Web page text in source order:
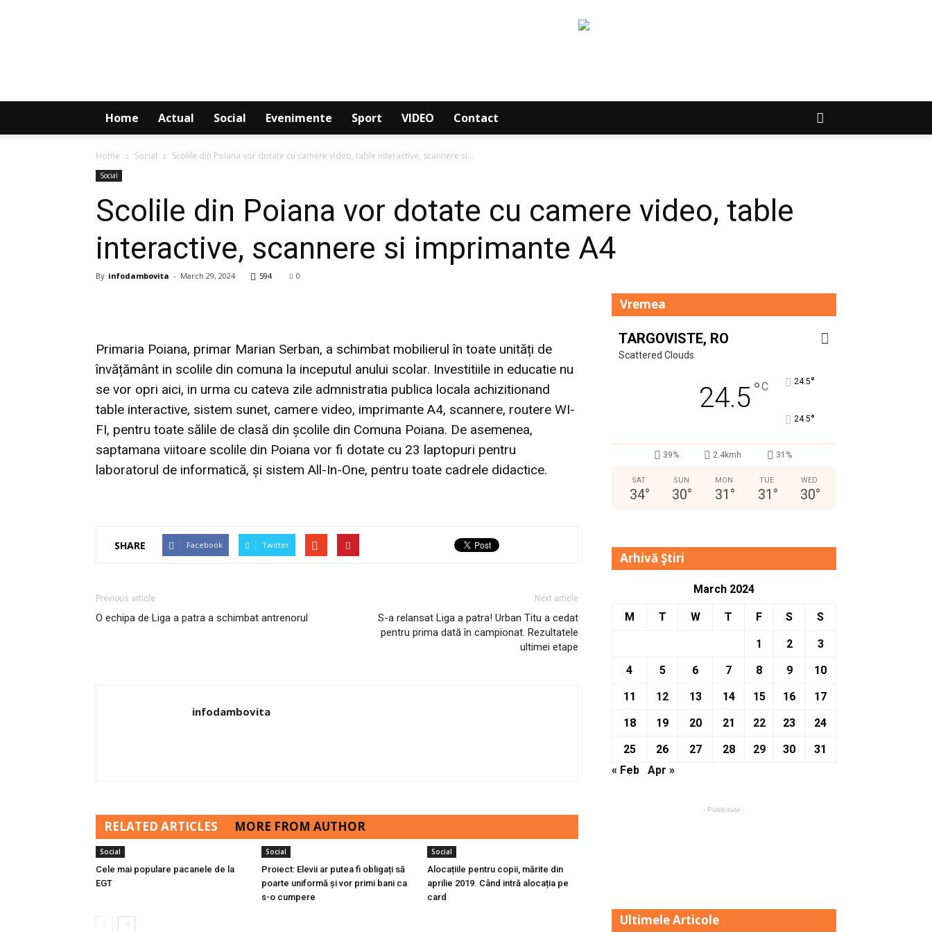
Home Actual Social Evenimente Sport VIDEO Contact
Home Social Scolile din Poiana vor dotate cu camere video, table interactive, scannere si...
Social
Scolile din Poiana vor dotate cu camere video, table
interactive, scannere si imprimante A4
By infodambovita - March 29, 2024 594 0
Primaria Poiana, primar Marian Serban, a schimbat mobilierul în toate unități de
învățământ in scolile din comuna la inceputul anului scolar. Investitiile in educatie nu
se vor opri aici, in urma cu cateva zile admnistratia publica locala achizitionand
table interactive, sistem sunet, camere video, imprimante A4, scannere, routere WI-
FI, pentru toate sălile de clasă din școlile din Comuna Poiana. De asemenea,
saptamana viitoare scolile din Poiana vor fi dotate cu 23 laptopuri pentru
laboratorul de informatică, și sistem All-In-One, pentru toate cadrele didactice.
SHARE Facebook Twitter
Previous article
O echipa de Liga a patra a schimbat antrenorul
Next article
S-a relansat Liga a patra! Urban Titu a cedat
pentru prima dată în campionat. Rezultatele
ultimei etape
infodambovita
RELATED ARTICLES MORE FROM AUTHOR
Social
Cele mai populare pacanele de la
EGT
Social
Proiect: Elevii ar putea fi obligați să
poarte uniformă și vor primi bani ca
s-o cumpere
Social
Alocațiile pentru copii, mărite din
aprilie 2019. Când intră alocația pe
card
Vremea
TARGOVISTE, RO
Scattered Clouds
24.5°C 24.5°
24.5°
39% 2.4kmh 31%
SAT
34°
SUN
30°
MON
31 °
TUE
31 °
WED
30°
Arhivă Ştiri
March 2024
M T W T F S S
1 2
3
4
5 6 7 8 9
10
11
12 13 14 15 16
17
18
19 20 21 22 23
24
25
26 27 28 29 30
31
« Feb
Apr »
- Publicitate -
Ultimele Articole